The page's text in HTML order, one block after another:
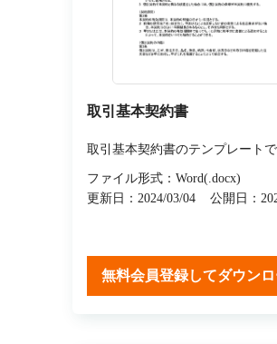
取引基本契約書
取引基本契約書のテンプレート
ファイル形式：Word(.docx)
更新日：2024/03/04
公開日：
無料会員登録してダウン